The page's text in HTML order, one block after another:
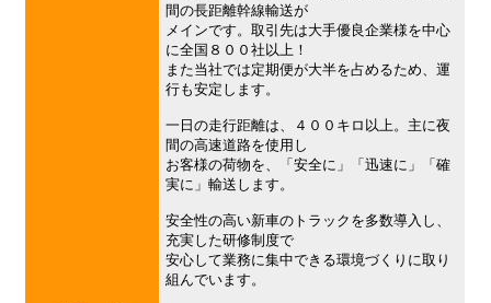
間の長距離幹線輸送が
メインです。取引先は大手優良企業様を中心
に全国８００社以上！
また当社では定期便が大半を占めるため、運
行も安定します。
一日の走行距離は、４００キロ以上。主に夜
間の高速道路を使用し
お客様の荷物を、「安全に」「迅速に」「確
実に」輸送します。
安全性の高い新車のトラックを多数導入し、
充実した研修制度で
安心して業務に集中できる環境づくりに取り
組んでいます。